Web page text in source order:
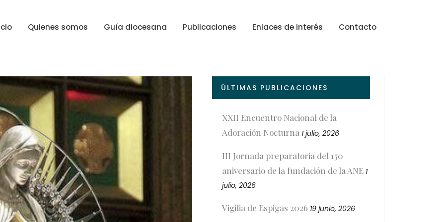
Quienes somos Guía diocesana Publicaciones Enlaces de interés Contacto
ÚLTIMAS PUBLICACIONES
XXII Encuentro Nacional de la
Adoración Nocturna 1 julio, 2026
III Jornada preparatoria del 150
aniversario de la fundación de la ANE 1
julio, 2026
Vigilia de Espigas 2026 19 junio, 2026